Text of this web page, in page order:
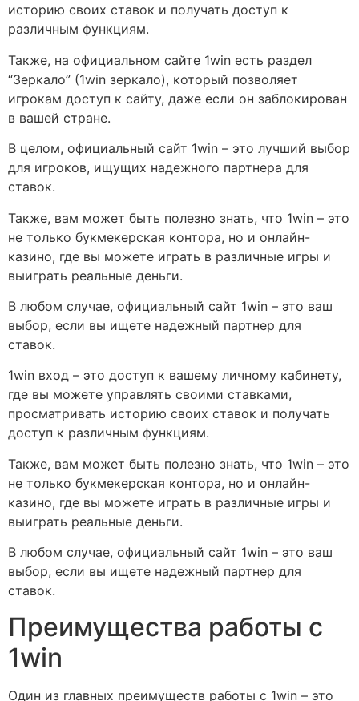
историю своих ставок и получать доступ к
различным функциям.
Также, на официальном сайте 1win есть раздел
“Зеркало” (1win зеркало), который позволяет
игрокам доступ к сайту, даже если он заблокирован
в вашей стране.
В целом, официальный сайт 1win – это лучший выбор
для игроков, ищущих надежного партнера для
ставок.
Также, вам может быть полезно знать, что 1win – это
не только букмекерская контора, но и онлайн-
казино, где вы можете играть в различные игры и
выиграть реальные деньги.
В любом случае, официальный сайт 1win – это ваш
выбор, если вы ищете надежный партнер для
ставок.
1win вход – это доступ к вашему личному кабинету,
где вы можете управлять своими ставками,
просматривать историю своих ставок и получать
доступ к различным функциям.
Также, вам может быть полезно знать, что 1win – это
не только букмекерская контора, но и онлайн-
казино, где вы можете играть в различные игры и
выиграть реальные деньги.
В любом случае, официальный сайт 1win – это ваш
выбор, если вы ищете надежный партнер для
ставок.
Преимущества работы с
1win
Один из главных преимуществ работы с 1win – это